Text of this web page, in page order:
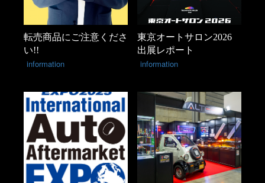
転売商品にご注意くださ
い!!
information
東京オートサロン2026
出展レポート
information